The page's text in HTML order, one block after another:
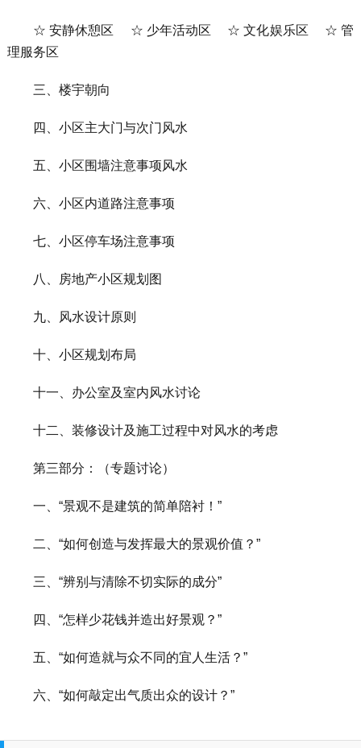
☆ 安静休憩区 ☆ 少年活动区 ☆ 文化娱乐区 ☆ 管
理服务区
三、楼宇朝向
四、小区主大门与次门风水
五、小区围墙注意事项风水
六、小区内道路注意事项
七、小区停车场注意事项
八、房地产小区规划图
九、风水设计原则
十、小区规划布局
十一、办公室及室内风水讨论
十二、装修设计及施工过程中对风水的考虑
第三部分：（专题讨论）
一、“景观不是建筑的简单陪衬！”
二、“如何创造与发挥最大的景观价值？”
三、“辨别与清除不切实际的成分”
四、“怎样少花钱并造出好景观？”
五、“如何造就与众不同的宜人生活？”
六、“如何敲定出气质出众的设计？”